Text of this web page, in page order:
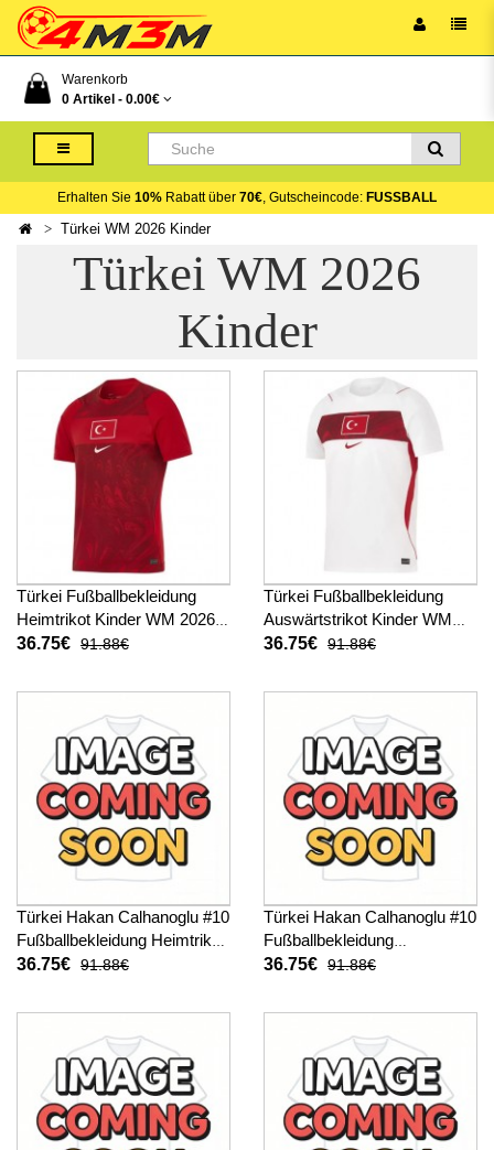
Warenkorb
0 Artikel - 0.00€
Erhalten Sie 10% Rabatt über 70€, Gutscheincode: FUSSBALL
Türkei WM 2026 Kinder
Türkei WM 2026
Kinder
Türkei Fußballbekleidung
Heimtrikot Kinder WM 2026
Kurzarm (+ kurze hosen)
36.75€ 91.88€
Türkei Fußballbekleidung
Auswärtstrikot Kinder WM
2026 Kurzarm (+ kurze
36.75€ 91.88€
Türkei Hakan Calhanoglu #10
Fußballbekleidung Heimtrikot
Kinder WM 2026 Kurzarm (+
36.75€ 91.88€
Türkei Hakan Calhanoglu #10
Fußballbekleidung
Auswärtstrikot Kinder WM
hosen)
36.75€ 91.88€